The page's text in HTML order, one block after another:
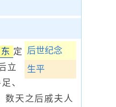
后世纪念
生平
定
立
、
数天之后戚夫人